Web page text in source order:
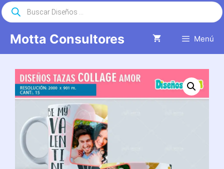
Saltar
al
Motta Consultores Menú
Búsqueda
de
productos